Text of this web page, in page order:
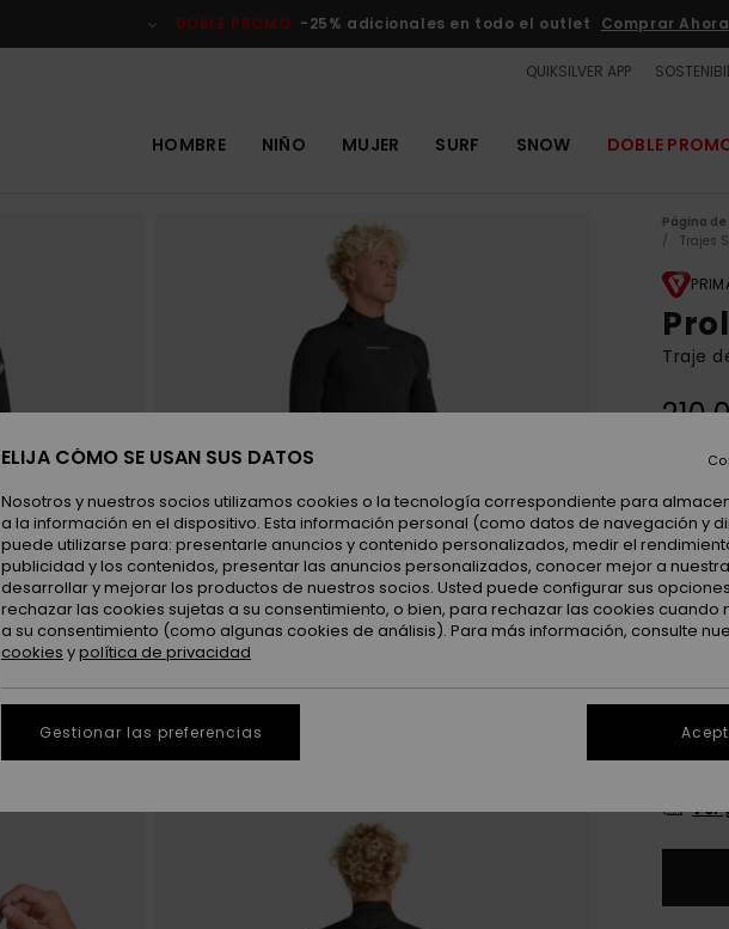
DOBLE PROMO -25% adicionales en todo el outlet Comprar Ahora
QUIKSILVER APP
HOMBRE NIÑO MUJER SURF SNOW DOBLE
Página
Trajes
Traje
XS
Ver
ELIJA CÓMO SE USAN SUS DATOS
Nosotros y nuestros socios utilizamos cookies o la tecnología correspondiente para
a la información en el dispositivo. Esta información personal (como datos de navegación y
puede utilizarse para: presentarle anuncios y contenido personalizados, medir el
publicidad y los contenidos, presentar las anuncios personalizados, conocer mejor a
desarrollar y mejorar los productos de nuestros socios. Usted puede configurar sus
rechazar las cookies sujetas a su consentimiento, o bien, para rechazar las cookies cuando
a su consentimiento (como algunas cookies de análisis). Para más información, consulte
cookies ypolítica de privacidad
Gestionar las preferencias